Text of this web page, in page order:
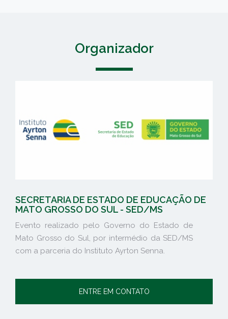
Organizador
SECRETARIA DE ESTADO DE EDUCAÇÃO DE
MATO GROSSO DO SUL - SED/MS
Evento realizado pelo Governo do Estado de
Mato Grosso do Sul, por intermédio da SED/MS
com a parceria do Instituto Ayrton Senna.
ENTRE EM CONTATO